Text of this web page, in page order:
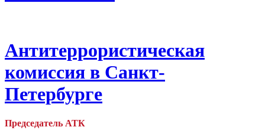
Антитеррористическая
комиссия в Санкт-
Петербурге
Председатель АТК